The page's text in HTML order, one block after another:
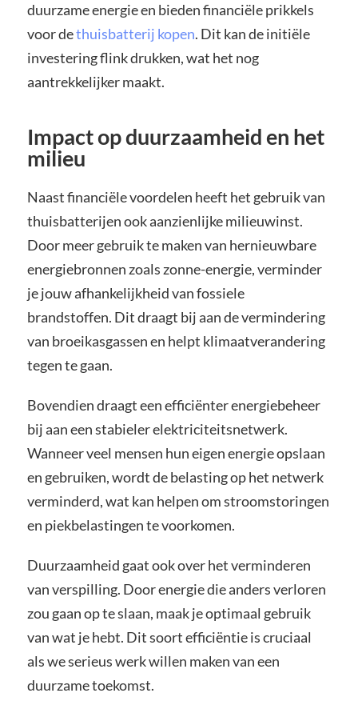
duurzame energie en bieden financiële prikkels
voor dethuisbatterij kopen. Dit kan de initiële
investering flink drukken, wat het nog
aantrekkelijker maakt.
Impact op duurzaamheid en het
milieu
Naast financiële voordelen heeft het gebruik van
thuisbatterijen ook aanzienlijke milieuwinst.
Door meer gebruik te maken van hernieuwbare
energiebronnen zoals zonne-energie, verminder
je jouw afhankelijkheid van fossiele
brandstoffen. Dit draagt bij aan de vermindering
van broeikasgassen en helpt klimaatverandering
tegen te gaan.
Bovendien draagt een efficiënter energiebeheer
bij aan een stabieler elektriciteitsnetwerk.
Wanneer veel mensen hun eigen energie opslaan
en gebruiken, wordt de belasting op het netwerk
verminderd, wat kan helpen om stroomstoringen
en piekbelastingen te voorkomen.
Duurzaamheid gaat ook over het verminderen
van verspilling. Door energie die anders verloren
zou gaan op te slaan, maak je optimaal gebruik
van wat je hebt. Dit soort efficiëntie is cruciaal
als we serieus werk willen maken van een
duurzame toekomst.